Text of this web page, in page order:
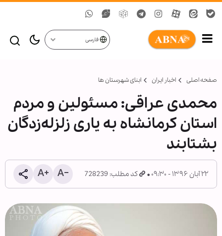
فارسی
صفحه اصلی اخبار ایران ابنای شهرستان ها
محمدی عراقی: مسئولین و مردم
استان کرمانشاه به یاری زلزله‌زدگان
بشتابند
۲۲ آبان ۱۳۹۶ - ۰۹:۳۰ کد مطلب: 728239